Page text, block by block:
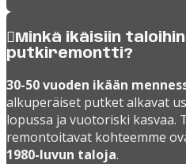
Minkä ikäisiin
putkiremontti?
30-50 vuoden ikään
alkuperäiset putket alkavat
lopussa ja vuotoriski kasvaa.
remontoitavat kohteemme
1980-luvun taloja.